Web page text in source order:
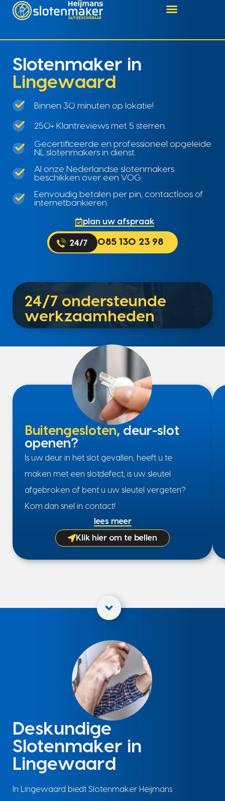
Slotenmaker in
Lingewaard
Binnen 30 minuten op lokatie!
250+ Klantreviews met 5 sterren.
Gecertificeerde en professioneel opgeleide
NL slotenmakers in dienst.
Al onze Nederlandse slotenmakers
beschikken over een VOG.
Eenvoudig betalen per pin, contactloos of
internetbankieren.
plan uw afspraak
085 130 23 98
24/7 ondersteunde
werkzaamheden
Buitengesloten, deur-slot
openen?
Is uw deur in het slot gevallen, heeft u te
maken met een slotdefect, is uw sleutel
afgebroken of bent u uw sleutel vergeten?
Kom dan snel in contact!
lees meer
Klik hier om te bellen
Deskundige
Slotenmaker in
Lingewaard
In Lingewaard biedt Slotenmaker Heijmans